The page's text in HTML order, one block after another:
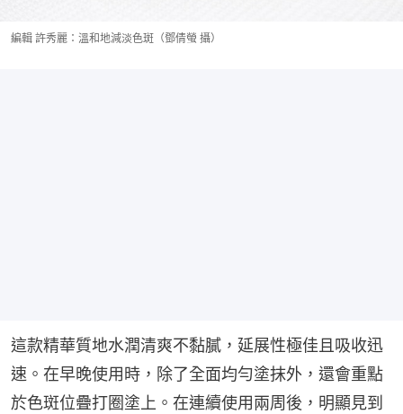
編輯 許秀麗：溫和地減淡色斑（鄧倩螢 攝）
這款精華質地水潤清爽不黏膩，延展性極佳且吸收迅
速。在早晚使用時，除了全面均勻塗抹外，還會重點
於色斑位疊打圈塗上。在連續使用兩周後，明顯見到